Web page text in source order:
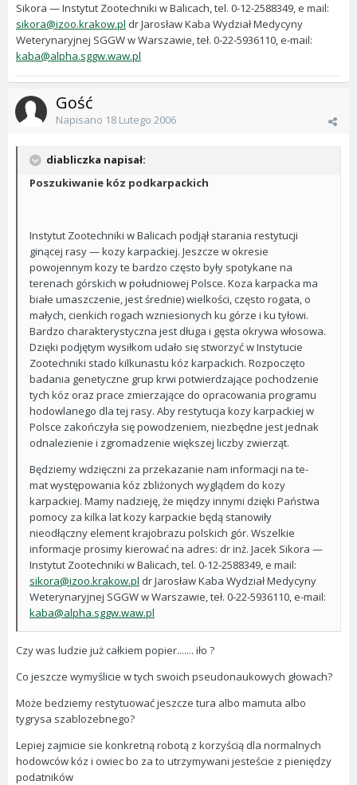
Sikora — Instytut Zootechniki w Balicach, tel. 0-12-2588349, e mail:
sikora@izoo.krakow.pl dr Jarosław Kaba Wydział Medycyny
Weterynaryjnej SGGW w Warszawie, teł. 0-22-5936110, e-mail:
kaba@alpha.sggw.waw.pl
Gość
Napisano 18 Lutego 2006
diabliczka napisał:
Poszukiwanie kóz podkarpackich
Instytut Zootechniki w Balicach podjął starania restytucji
ginącej rasy — kozy karpackiej. Jeszcze w okresie
powojennym kozy te bardzo często były spotykane na
terenach górskich w południowej Polsce. Koza karpacka ma
białe umaszczenie, jest średnie) wielkości, często rogata, o
małych, cienkich rogach wzniesionych ku górze i ku tyłowi.
Bardzo charakterystyczna jest długa i gęsta okrywa włosowa.
Dzięki podjętym wysiłkom udało się stworzyć w Instytucie
Zootechniki stado kilkunastu kóz karpackich. Rozpoczęto
badania genetyczne grup krwi potwierdzające pochodzenie
tych kóz oraz prace zmierzające do opracowania programu
hodowlanego dla tej rasy. Aby restytucja kozy karpackiej w
Polsce zakończyła się powodzeniem, niezbędne jest jednak
odnalezienie i zgromadzenie większej liczby zwierząt.
Będziemy wdzięczni za przekazanie nam informacji na te-
mat występowania kóz zbliżonych wyglądem do kozy
karpackiej. Mamy nadzieję, że między innymi dzięki Państwa
pomocy za kilka lat kozy karpackie będą stanowiły
nieodłączny element krajobrazu polskich gór. Wszelkie
informacje prosimy kierować na adres: dr inż. Jacek Sikora —
Instytut Zootechniki w Balicach, tel. 0-12-2588349, e mail:
sikora@izoo.krakow.pl dr Jarosław Kaba Wydział Medycyny
Weterynaryjnej SGGW w Warszawie, teł. 0-22-5936110, e-mail:
kaba@alpha.sggw.waw.pl
Czy was ludzie już całkiem popier....... iło ?
Co jeszcze wymyślicie w tych swoich pseudonaukowych głowach?
Może bedziemy restytuować jeszcze tura albo mamuta albo
tygrysa szablozebnego?
Lepiej zajmicie sie konkretną robotą z korzyścią dla normalnych
hodowców kóz i owiec bo za to utrzymywani jesteście z pieniędzy
podatników